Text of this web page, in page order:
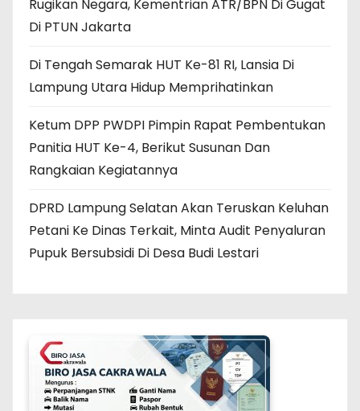
Rugikan Negara, Kementrian ATR/BPN Di Gugat
Di PTUN Jakarta
Di Tengah Semarak HUT Ke-81 RI, Lansia Di
Lampung Utara Hidup Memprihatinkan
Ketum DPP PWDPI Pimpin Rapat Pembentukan
Panitia HUT Ke-4, Berikut Susunan Dan
Rangkaian Kegiatannya
DPRD Lampung Selatan Akan Teruskan Keluhan
Petani Ke Dinas Terkait, Minta Audit Penyaluran
Pupuk Bersubsidi Di Desa Budi Lestari